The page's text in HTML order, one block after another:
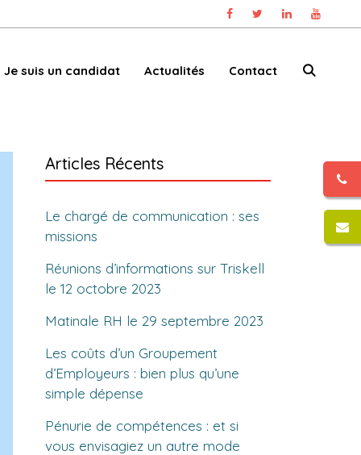
Je suis un candidat Actualités Contact
Articles Récents
Le chargé de communication : ses
missions
Réunions d’informations sur Triskell
le 12 octobre 2023
Matinale RH le 29 septembre 2023
Les coûts d’un Groupement
d’Employeurs : bien plus qu’une
simple dépense
Pénurie de compétences : et si
vous envisagiez un autre mode